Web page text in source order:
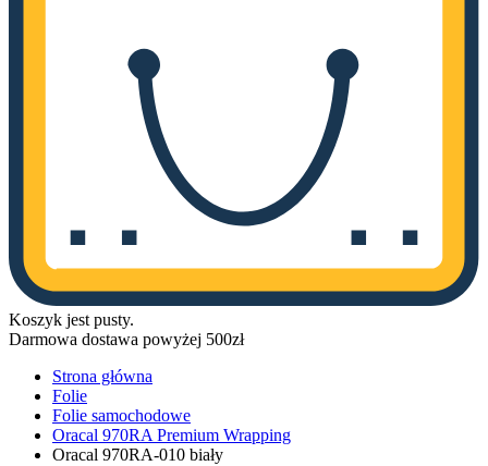
Koszyk jest pusty.
Darmowa dostawa powyżej 500zł
Strona główna
Folie
Folie samochodowe
Oracal 970RA Premium Wrapping
Oracal 970RA-010 biały